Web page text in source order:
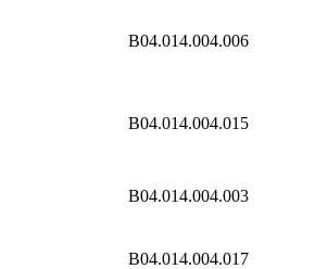
B04.014.004.006
B04.014.004.015
B04.014.004.003
B04.014.004.017